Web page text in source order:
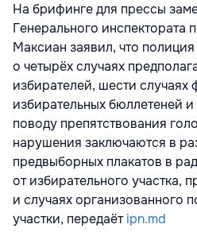
На брифинге для прессы
Генерального инспектората
Максиан заявил, что
о четырёх случаях
избирателей, шести
избирательных бюллетеней
поводу препятствования
нарушения заключаются в
предвыборных плакатов в
от избирательного участка,
и случаях организованного
участки, передаётipn.md